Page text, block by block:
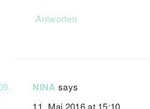
Antworten
NINA says
11. Mai 2016 at 15:10